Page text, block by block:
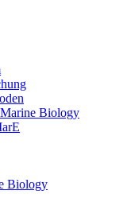
Biology
Biology